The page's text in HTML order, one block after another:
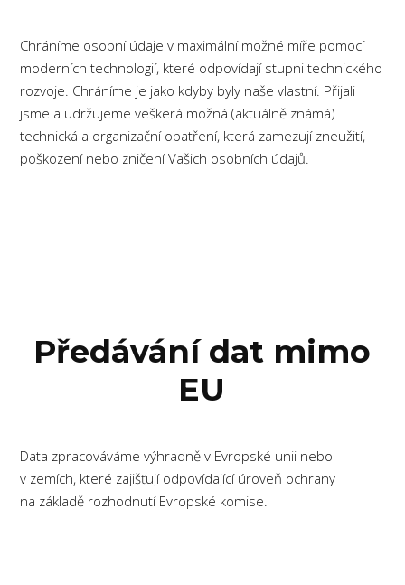
Chráníme osobní údaje v maximální možné míře pomocí
moderních technologií, které odpovídají stupni technického
rozvoje. Chráníme je jako kdyby byly naše vlastní. Přijali
jsme a udržujeme veškerá možná (aktuálně známá)
technická a organizační opatření, která zamezují zneužití,
poškození nebo zničení Vašich osobních údajů.
Předávání dat mimo
EU
Data zpracováváme výhradně v Evropské unii nebo
v zemích, které zajišťují odpovídající úroveň ochrany
na základě rozhodnutí Evropské komise.